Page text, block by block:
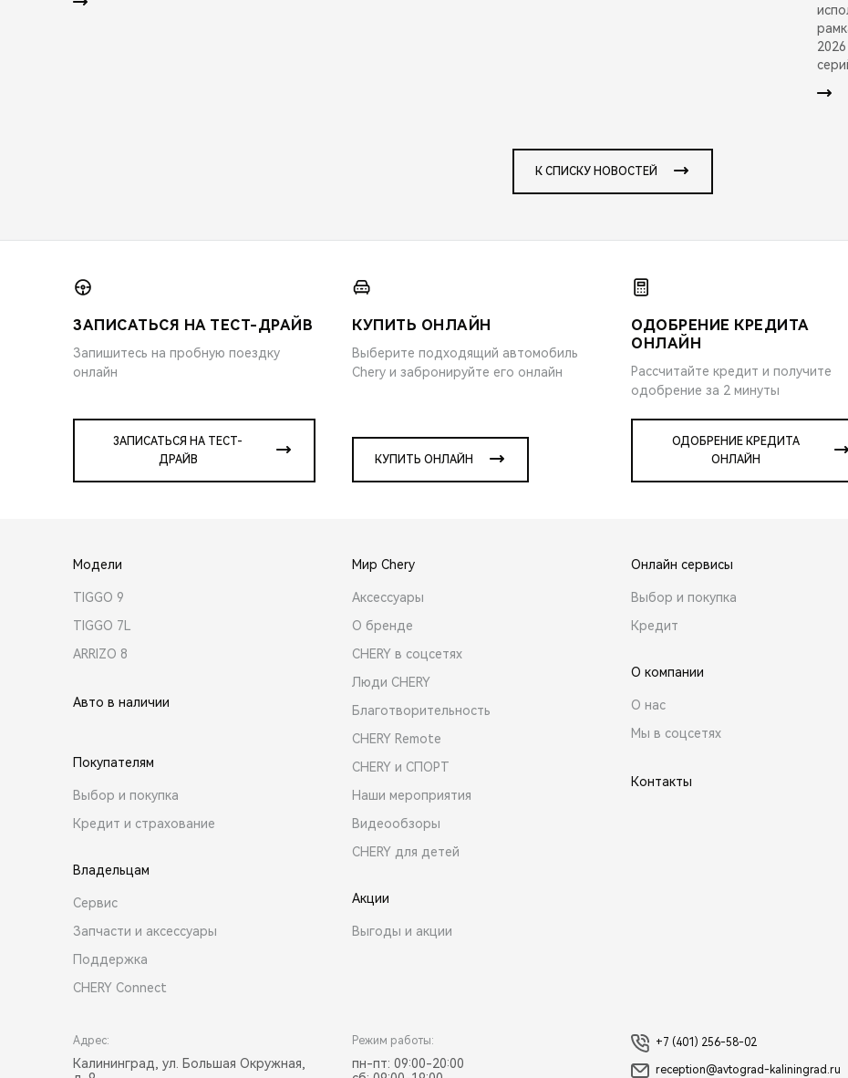
К СПИСКУ НОВОСТЕЙ
ЗАПИСАТЬСЯ НА ТЕСТ-ДРАЙВ
Запишитесь на пробную поездку
онлайн
ЗАПИСАТЬСЯ НА ТЕСТ-
ДРАЙВ
КУПИТЬ ОНЛАЙН
Выберите подходящий автомобиль
Chery и забронируйте его онлайн
КУПИТЬ ОНЛАЙН
ОДОБРЕНИЕ КРЕДИТА
ОНЛАЙН
Рассчитайте кредит и получите
одобрение за 2 минуты
ОДОБРЕНИЕ КРЕДИТА
ОНЛАЙН
Модели
TIGGO 9
TIGGO 7L
ARRIZO 8
Авто в наличии
Покупателям
Выбор и покупка
Кредит и страхование
Владельцам
Сервис
Запчасти и аксессуары
Поддержка
CHERY Connect
Мир Chery
Аксессуары
О бренде
CHERY в соцсетях
Люди CHERY
Благотворительность
CHERY Remote
CHERY и СПОРТ
Наши мероприятия
Видеообзоры
CHERY для детей
Акции
Выгоды и акции
Онлайн сервисы
Выбор и покупка
Кредит
О компании
О нас
Мы в соцсетях
Контакты
Адрес:
Калининград, ул. Большая Окружная,
Режим работы:
пн-пт: 09:00-20:00
+7 (401) 256-58-02
reception@avtograd-kaliningrad.ru